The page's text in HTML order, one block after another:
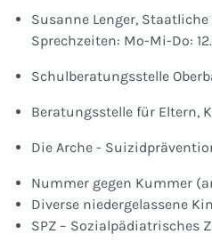
Susanne Lenger,
Sprechzeiten: Mo-Mi-Do:
Schulberatungsstelle
Beratungsstelle für Eltern,
Die Arche -
Nummer gegen Kummer
Diverse niedergelassene
SPZ – Sozialpädiatrisches